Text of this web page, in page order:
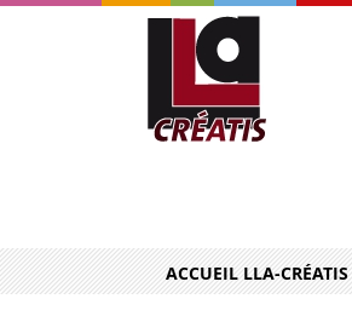
ACCUEIL LLA-CRÉATIS